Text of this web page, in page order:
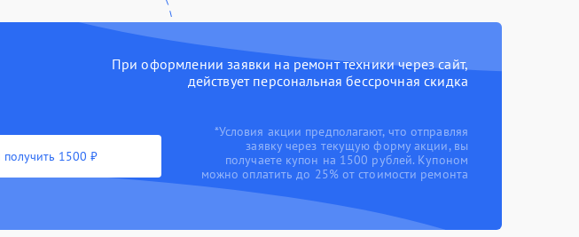
При оформлении заявки на ремонт техники через сайт,
действует персональная бессрочная скидка
получить 1500 ₽
*Условия акции предполагают, что отправляя
заявку через текущую форму акции, вы
получаете купон на 1500 рублей. Купоном
можно оплатить до 25% от стоимости ремонта